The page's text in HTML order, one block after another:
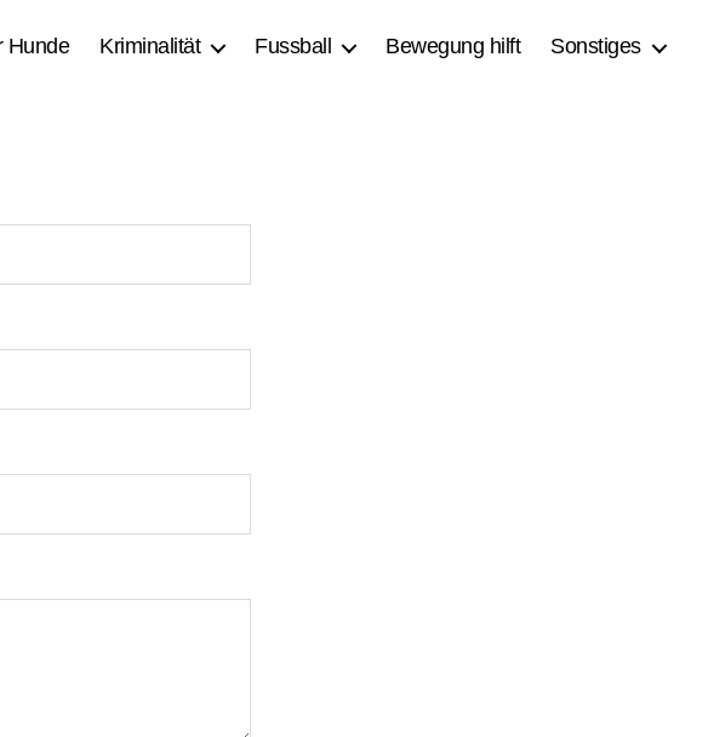
Hunde Kriminalität Fussball Bewegung hilft Sonstiges